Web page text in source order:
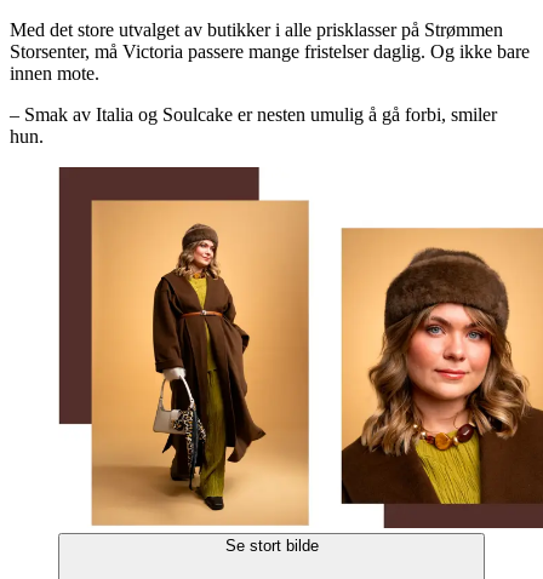
Med det store utvalget av butikker i alle prisklasser på Strømmen
Storsenter, må Victoria passere mange fristelser daglig. Og ikke bare
innen mote.
– Smak av Italia og Soulcake er nesten umulig å gå forbi, smiler
hun.
Se stort bilde